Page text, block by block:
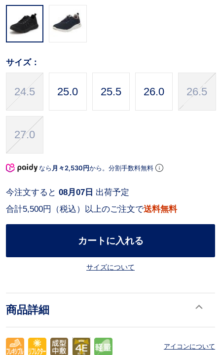
サイズ：
24.5 25.0 25.5 26.0 26.5
27.0
なら 月々2,530円から。分割手数料無料
合計5,500円（税込）以上のご注文で送料無料
今注文すると 08月07日 出荷予定
カートに入れる
サイズについて
商品詳細
アイコンについて